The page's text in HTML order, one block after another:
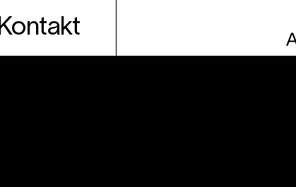
Kontakt